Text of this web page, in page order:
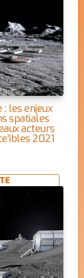
: les enjeux
spatiales
acteurs
2021